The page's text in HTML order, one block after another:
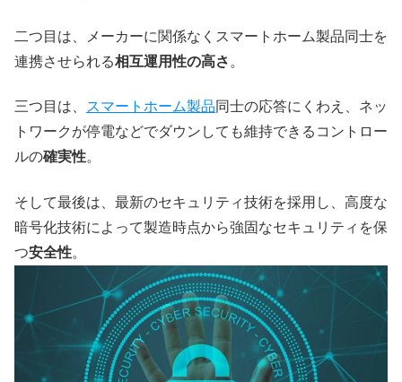
二つ目は、メーカーに関係なくスマートホーム製品同士を
連携させられる相互運用性の高さ 。
三つ目は、 スマートホーム製品同士の応答にくわえ、ネッ
トワークが停電などでダウンしても維持できるコントロー
ルの確実性。
そして最後は、最新のセキュリティ技術を採用し、高度な
暗号化技術によって製造時点から強固なセキュリティを保
つ安全性。